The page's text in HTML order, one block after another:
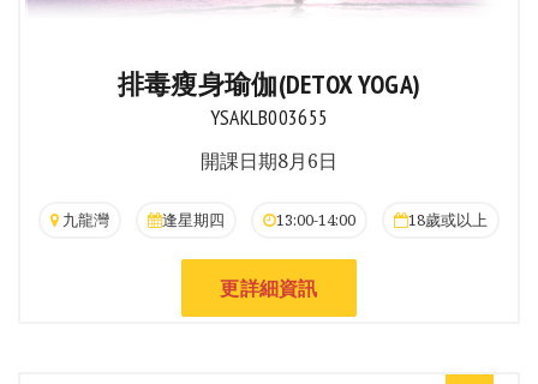
排毒瘦身瑜伽(DETOX YOGA)
YSAKLB003655
開課日期8月6日
九龍灣 逢星期四 13:00-14:00 18歲或以上
更詳細資訊